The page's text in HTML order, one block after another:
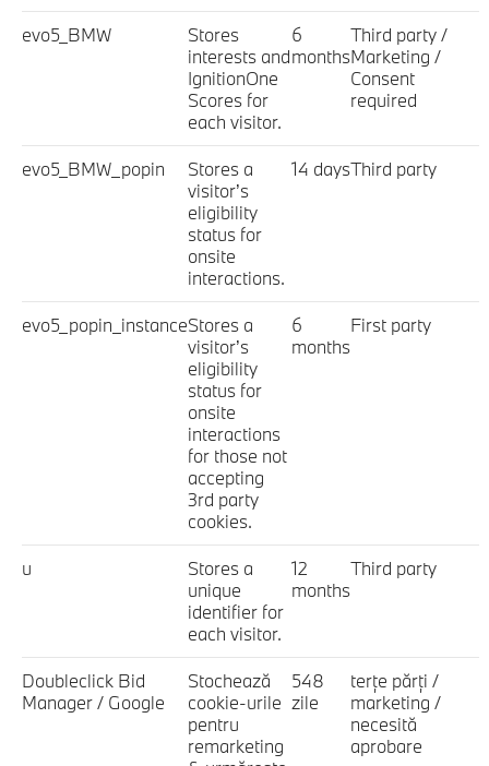
evo5_BMW
Stores
interests and
IgnitionOne
Scores for
each visitor.
6
months
Third party /
Marketing /
Consent
required
evo5_BMW_popin
Stores a
visitor’s
eligibility
status for
onsite
interactions.
14 daysThird party
evo5_popin_instanceStores a
visitor’s
eligibility
status for
onsite
interactions
for those not
accepting
3rd party
cookies.
6
months
First party
u
Stores a
unique
identifier for
each visitor.
12
months
Third party
Doubleclick Bid
Manager / Google
Stochează
cookie-urile
pentru
remarketing
548
zile
terţe părţi /
marketing /
necesită
aprobare